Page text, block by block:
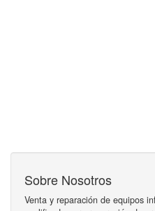
Sobre Nosotros
Venta y reparación de equipos